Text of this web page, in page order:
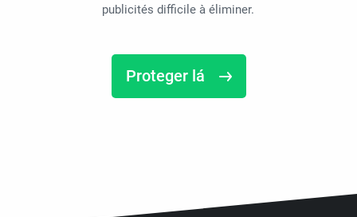
publicités difficile à éliminer.
Proteger lá